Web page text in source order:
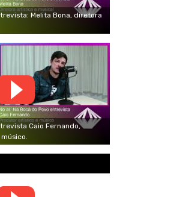
Melita Bona, diretora
Caio Fernando,